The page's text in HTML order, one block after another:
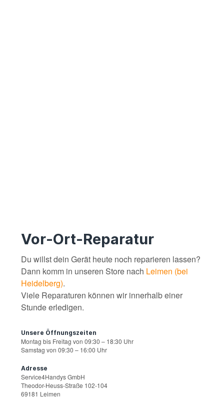
Vor-Ort-Reparatur
Du willst dein Gerät heute noch reparieren lassen?
Dann komm in unseren Store nach Leimen (bei
Heidelberg).
Viele Reparaturen können wir innerhalb einer
Stunde erledigen.
Unsere Öffnungszeiten
Montag bis Freitag von 09:30 – 18:30 Uhr
Samstag von 09:30 – 16:00 Uhr
Adresse
Service4Handys GmbH
Theodor-Heuss-Straße 102-104
69181 Leimen